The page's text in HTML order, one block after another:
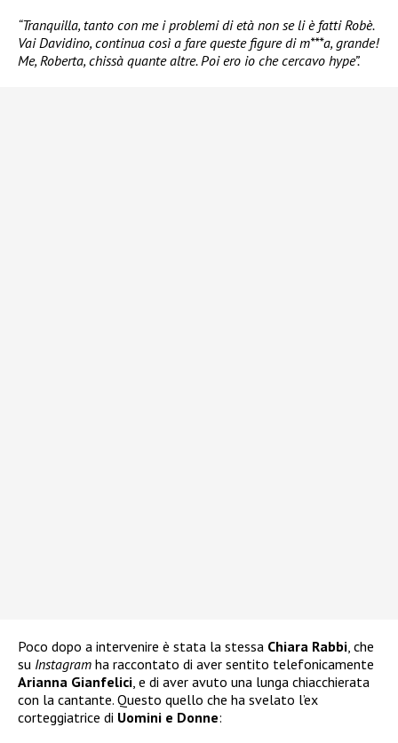
“Tranquilla, tanto con me i problemi di età non se li è fatti Robè.
Vai Davidino, continua così a fare queste figure di m***a, grande!
Me, Roberta, chissà quante altre. Poi ero io che cercavo hype”.
Poco dopo a intervenire è stata la stessa Chiara Rabbi, che
su Instagram ha raccontato di aver sentito telefonicamente
Arianna Gianfelici, e di aver avuto una lunga chiacchierata
con la cantante. Questo quello che ha svelato l’ex
corteggiatrice di Uomini e Donne: